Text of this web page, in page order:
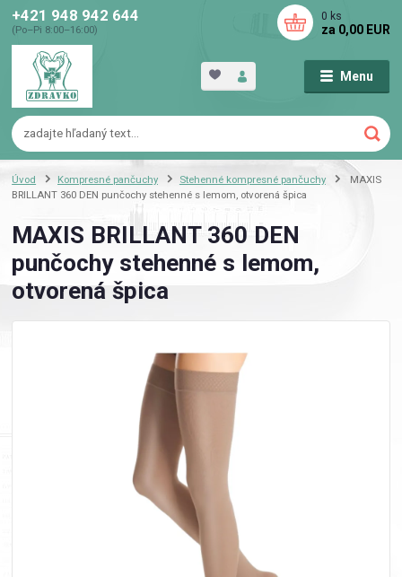
Menu
+421 948 942 644
(Po–Pi 8:00–16:00)
0 ks
za 0,00 EUR
Úvod Kompresné pančuchy Stehenné kompresné pančuchy
MAXIS
BRILLANT 360 DEN punčochy stehenné s lemom, otvorená špica
MAXIS BRILLANT 360 DEN
punčochy stehenné s lemom,
otvorená špica